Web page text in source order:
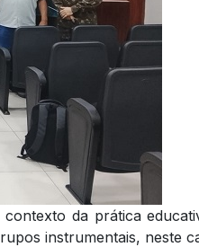
da prática
instrumentais, neste